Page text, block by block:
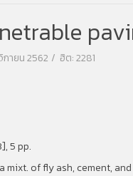
กายน 2562 ฮิต: 2281
5 pp.
mixt. of fly ash, cement,